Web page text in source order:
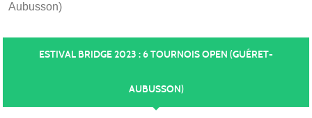
Aubusson)
ESTIVAL BRIDGE 2023 : 6 TOURNOIS OPEN (GUÉRET-
AUBUSSON)